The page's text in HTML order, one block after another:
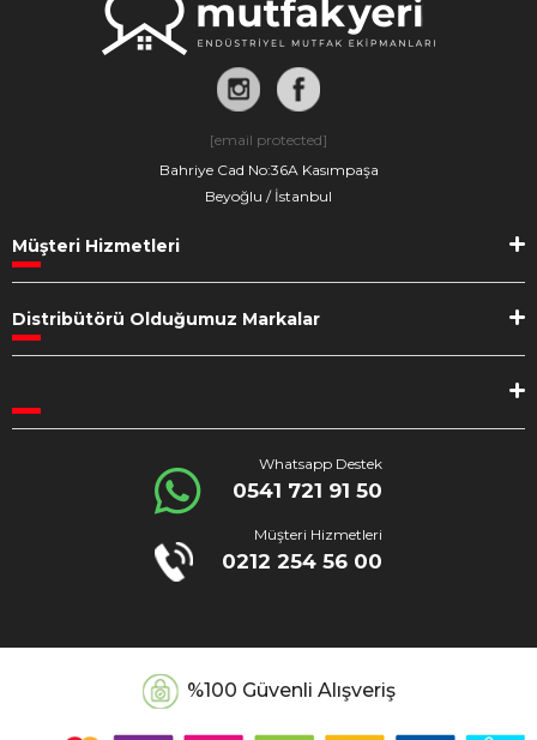
[email protected]
Bahriye Cad No:36A Kasımpaşa
Beyoğlu / İstanbul
Müşteri Hizmetleri
Distribütörü Olduğumuz Markalar
Whatsapp Destek
0541 721 91 50
Müşteri Hizmetleri
0212 254 56 00
%100 Güvenli Alışveriş